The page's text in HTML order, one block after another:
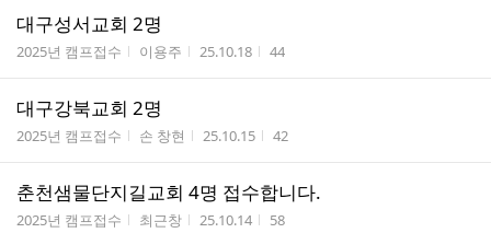
대구성서교회 2명
게시판명
2025년 캠프접수 작성자
이용주 작성시간
25.10.18 조회수
44
대구강북교회 2명
게시판명
2025년 캠프접수 작성자
손 창현 작성시간
25.10.15 조회수
42
춘천샘물단지길교회 4명 접수합니다.
게시판명
2025년 캠프접수 작성자
최근창 작성시간
25.10.14 조회수
58